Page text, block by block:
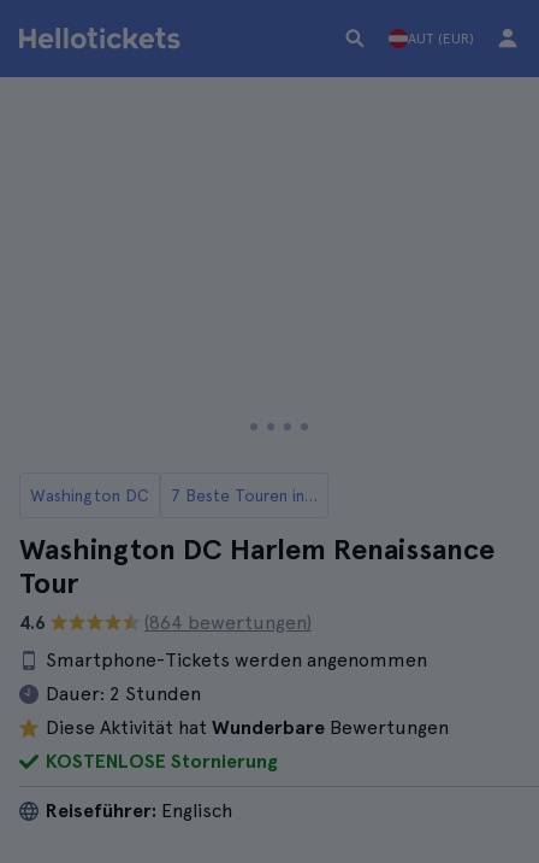
AUT (EUR)
Washington DC 7 Beste Touren in Washington DC
Washington DC Harlem Renaissance
Tour
4.6
(864 bewertungen)
Smartphone-Tickets werden angenommen
Dauer: 2 Stunden
Diese Aktivität hat Wunderbare Bewertungen
KOSTENLOSE Stornierung
Reiseführer: Englisch